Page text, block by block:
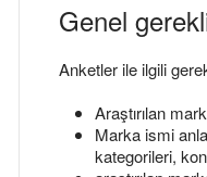
Medya reklamı
Kampanya Sihirbazı
Ürün kampanyası
Kolay Başlangıç
Genel
Anketler ile ilgili
Araştırılan
Marka ismi
kategorileri,